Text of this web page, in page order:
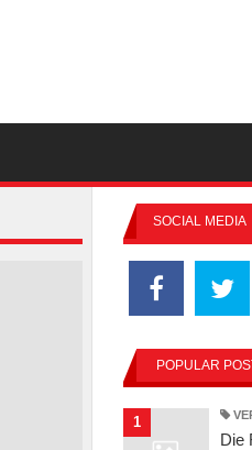
SOCIAL MEDIA
POPULAR
1
Die